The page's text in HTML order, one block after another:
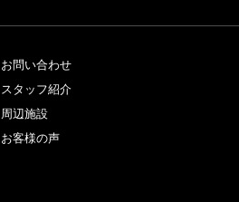
お問い合わせ
スタッフ紹介
周辺施設
お客様の声